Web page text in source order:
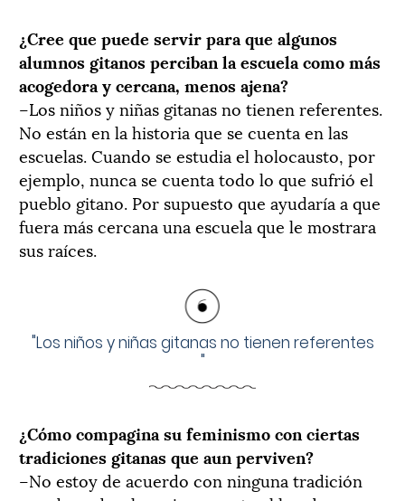
¿Cree que puede servir para que algunos
alumnos gitanos perciban la escuela como más
acogedora y cercana, menos ajena?
–Los niños y niñas gitanas no tienen referentes.
No están en la historia que se cuenta en las
escuelas. Cuando se estudia el holocausto, por
ejemplo, nunca se cuenta todo lo que sufrió el
pueblo gitano. Por supuesto que ayudaría a que
fuera más cercana una escuela que le mostrara
sus raíces.
"Los niños y niñas gitanas no tienen referentes
"
¿Cómo compagina su feminismo con ciertas
tradiciones gitanas que aun perviven?
–No estoy de acuerdo con ninguna tradición